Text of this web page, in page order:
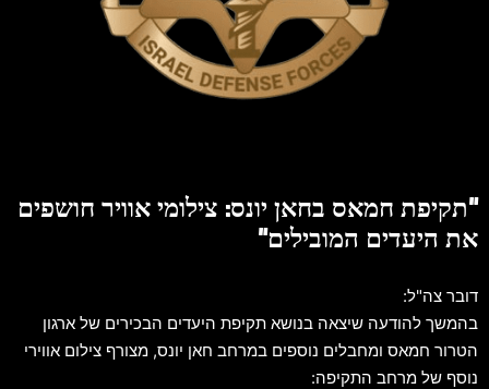
"תקיפת חמאס בחאן יונס: צילומי אוויר חושפים
את היעדים המובילים"
דובר צה"ל:
בהמשך להודעה שיצאה בנושא תקיפת היעדים הבכירים של ארגון
הטרור חמאס ומחבלים נוספים במרחב חאן יונס, מצורף צילום אווירי
נוסף של מרחב התקיפה: